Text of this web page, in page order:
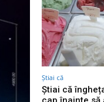
Știai că
Știai că